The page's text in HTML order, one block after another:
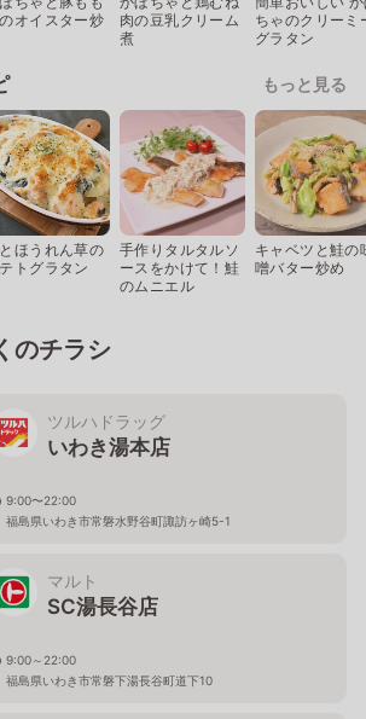
オイスター炒
肉の豆乳クリーム
煮
ちゃのクリーミ
グラタン
もっと見る
ほうれん草の
トグラタン
手作りタルタルソ
ースをかけて！鮭
のムニエル
キャベツと鮭の
噌バター炒め
のチラシ
ツルハドラッグ
いわき湯本店
9:00〜22:00
福島県いわき市常磐水野谷町諏訪ヶ崎5-1
マルト
SC湯長谷店
9:00～22:00
福島県いわき市常磐下湯長谷町道下10